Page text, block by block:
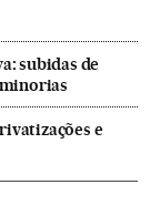
subidas de
e